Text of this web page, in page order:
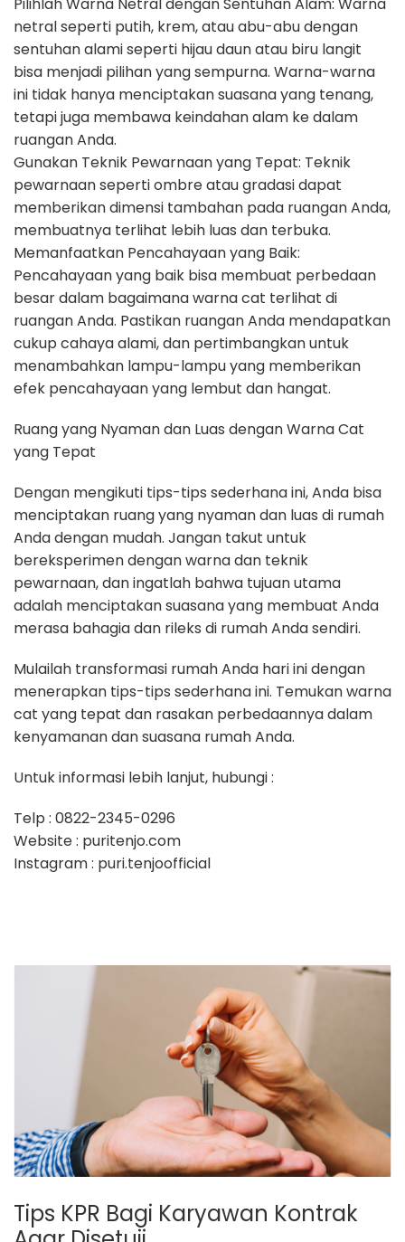
netral seperti putih, krem, atau abu-abu dengan
sentuhan alami seperti hijau daun atau biru langit
bisa menjadi pilihan yang sempurna. Warna-warna
ini tidak hanya menciptakan suasana yang tenang,
tetapi juga membawa keindahan alam ke dalam
ruangan Anda.
Gunakan Teknik Pewarnaan yang Tepat: Teknik
pewarnaan seperti ombre atau gradasi dapat
memberikan dimensi tambahan pada ruangan Anda,
membuatnya terlihat lebih luas dan terbuka.
Memanfaatkan Pencahayaan yang Baik:
Pencahayaan yang baik bisa membuat perbedaan
besar dalam bagaimana warna cat terlihat di
ruangan Anda. Pastikan ruangan Anda mendapatkan
cukup cahaya alami, dan pertimbangkan untuk
menambahkan lampu-lampu yang memberikan
efek pencahayaan yang lembut dan hangat.
Ruang yang Nyaman dan Luas dengan Warna Cat
yang Tepat
Dengan mengikuti tips-tips sederhana ini, Anda bisa
menciptakan ruang yang nyaman dan luas di rumah
Anda dengan mudah. Jangan takut untuk
bereksperimen dengan warna dan teknik
pewarnaan, dan ingatlah bahwa tujuan utama
adalah menciptakan suasana yang membuat Anda
merasa bahagia dan rileks di rumah Anda sendiri.
Mulailah transformasi rumah Anda hari ini dengan
menerapkan tips-tips sederhana ini. Temukan warna
cat yang tepat dan rasakan perbedaannya dalam
kenyamanan dan suasana rumah Anda.
Untuk informasi lebih lanjut, hubungi :
Telp ​: 0822-2345-0296
Website ​: puritenjo.com
Instagram ​: puri.tenjoofficial
Tips KPR Bagi Karyawan Kontrak